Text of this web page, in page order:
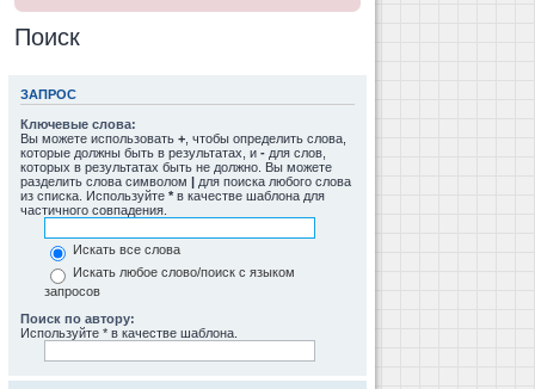
Поиск
ЗАПРОС
Ключевые слова:
Вы можете использовать + , чтобы определить слова,
которые должны быть в результатах, и - для слов,
которых в результатах быть не должно. Вы можете
разделить слова символом | для поиска любого слова
из списка. Используйте * в качестве шаблона для
частичного совпадения.
Искать все слова
Искать любое слово/поиск с языком
запросов
Поиск по автору:
Используйте * в качестве шаблона.